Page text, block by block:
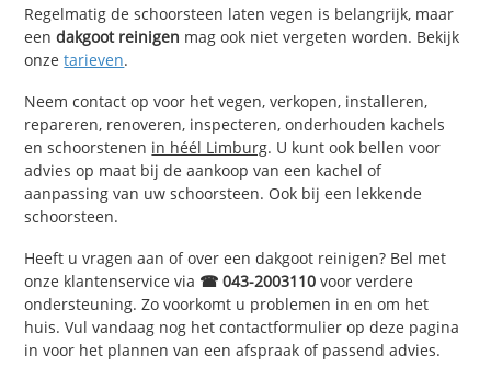
Regelmatig de schoorsteen laten vegen is belangrijk, maar
eendakgoot reinigen mag ook niet vergeten worden. Bekijk
onzetarieven.
Neem contact op voor het vegen, verkopen, installeren,
repareren, renoveren, inspecteren, onderhouden kachels
en schoorstenen in héél Limburg. U kunt ook bellen voor
advies op maat bij de aankoop van een kachel of
aanpassing van uw schoorsteen. Ook bij een lekkende
schoorsteen.
Heeft u vragen aan of over een dakgoot reinigen? Bel met
onze klantenservice via ☎ 043-2003110 voor verdere
ondersteuning. Zo voorkomt u problemen in en om het
huis. Vul vandaag nog het contactformulier op deze pagina
in voor het plannen van een afspraak of passend advies.